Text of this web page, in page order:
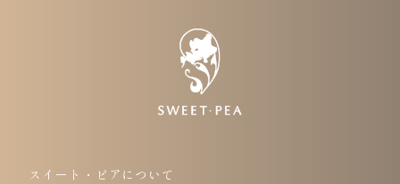
スイート・ピアについて